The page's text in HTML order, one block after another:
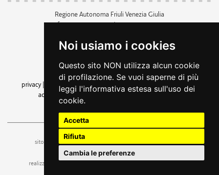
Noi usiamo i cookies
Questo sito NON utilizza alcun cookie
di profilazione. Se vuoi saperne di più
leggi l'informativa estesa sull'uso dei
cookie.
Accetta
Rifiuta
Cambia le preferenze
Regione Autonoma Friuli Venezia Giulia
c.f. 80014930327; p.iva 00526040324
+39 040 3771111
amministrazione trasparente
privacy
cookie |note legali accessibilità
dichiarazione di
accessibilità| feedback
cambio preferenze cookie
sito a cura dell'ufficio stampa e comunicazione
realizzazione